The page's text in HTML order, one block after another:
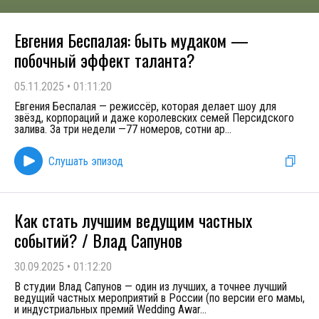
Евгения Беспалая: быть мудаком —
побочный эффект таланта?
05.11.2025 • 01:11:20
Евгения Беспалая — режиссёр, которая делает шоу для
звёзд, корпораций и даже королевских семей Персидского
залива. За три недели —77 номеров, сотни ар...
Слушать эпизод
Как стать лучшим ведущим частных
событий? / Влад Сапунов
30.09.2025 • 01:12:20
В студии Влад Сапунов — один из лучших, а точнее лучший
ведущий частных мероприятий в России (по версии его мамы,
и индустриальных премий Wedding Awar...